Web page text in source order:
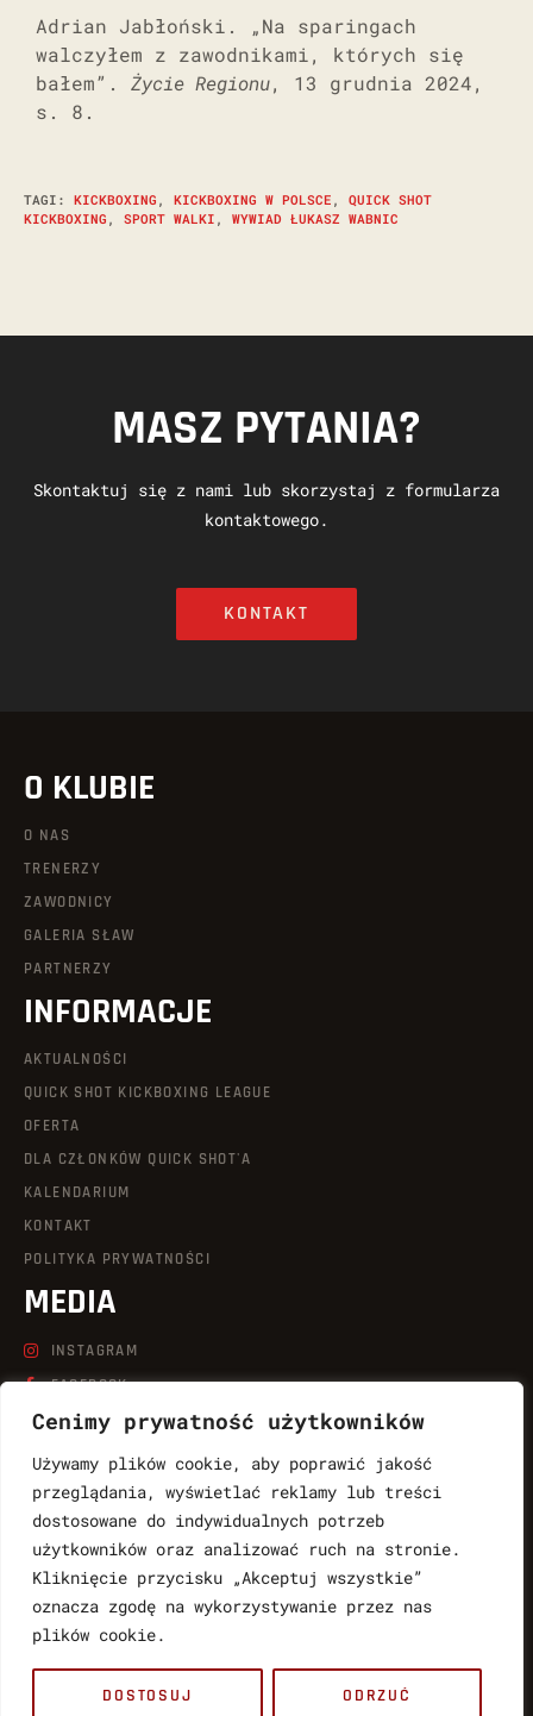
Cenimy prywatność użytkowników
Używamy plików cookie, aby poprawić jakość
przeglądania, wyświetlać reklamy lub treści
dostosowane do indywidualnych potrzeb
użytkowników oraz analizować ruch na stronie.
Kliknięcie przycisku „Akceptuj wszystkie”
oznacza zgodę na wykorzystywanie przez nas
plików cookie.
DOSTOSUJ ODRZUĆ
Adrian Jabłoński. „Na sparingach
walczyłem z zawodnikami, których się
bałem”. Życie Regionu, 13 grudnia 2024,
s. 8.
TAGI : KICKBOXING , KICKBOXING W POLSCE ,
QUICK SHOT
KICKBOXING , SPORT WALKI , WYWIAD ŁUKASZ WABNIC
MASZ PYTANIA?
Skontaktuj się z nami lub skorzystaj z formularza
kontaktowego.
KONTAKT
O KLUBIE
O NAS
TRENERZY
ZAWODNICY
GALERIA SŁAW
PARTNERZY
INFORMACJE
AKTUALNOŚCI
QUICK SHOT KICKBOXING LEAGUE
OFERTA
DLA CZŁONKÓW QUICK SHOT'A
KALENDARIUM
KONTAKT
POLITYKA PRYWATNOŚCI
MEDIA
INSTAGRAM
FACEBOOK
LINKEDIN
YOUTUBE
KONTAKT
LUKASZ.WABNIC@QUICKSHOT.COM.PL
888764997
783061017